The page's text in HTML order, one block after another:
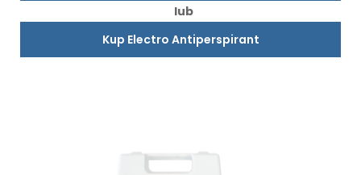
lub
Kup Electro Antiperspirant